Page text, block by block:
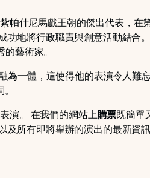
帕什尼馬戲王朝的傑出代表，在
地將行政職責與創意活動結合
藝術家。
一體，這使得他的表演令人難
演。 在我們的網站上購票既簡單
所有即將舉辦的演出的最新資訊